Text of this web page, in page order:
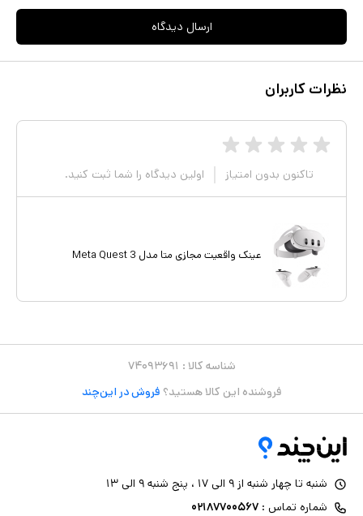
افقی و 96 درجه عمودی، کاملا شما در دنیای مجازی بازی یا فیلم مورد
جمله کامپیوتر یا موبایل و بدون هیچ اتصالی قابل استفاده است.
ارسال دیدگاه
نظرات کاربران
تاکنون بدون امتیاز اولین دیدگاه را شما ثبت کنید.
عینک واقعیت مجازی متا مدل Meta Quest 3
شناسه کالا : ۷۴۰۹۳۶۹۱
فروشنده این کالا هستید؟ فروش در این‌چند
شنبه تا چهار شنبه از ۹ الی ۱۷ ، پنج شنبه ۹ الی ۱۳
شماره تماس : ۰۲۱۸۷۷۰۰۵۶۷